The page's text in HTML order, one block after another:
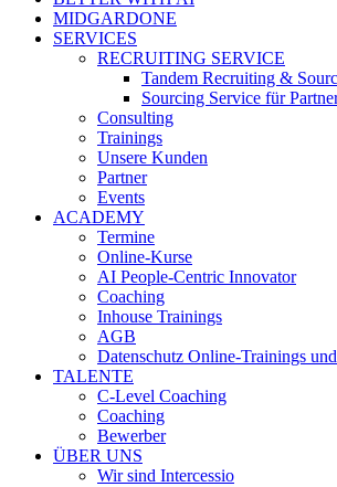
MIDGARDONE
SERVICES
RECRUITING SERVICE
Tandem Recruiting &
Sourcing Service für
Consulting
Trainings
Unsere Kunden
Partner
Events
ACADEMY
Termine
Online-Kurse
AI People-Centric Innovator
Coaching
Inhouse Trainings
AGB
Datenschutz Online-Trainings
TALENTE
C-Level Coaching
Coaching
Bewerber
ÜBER UNS
Wir sind Intercessio